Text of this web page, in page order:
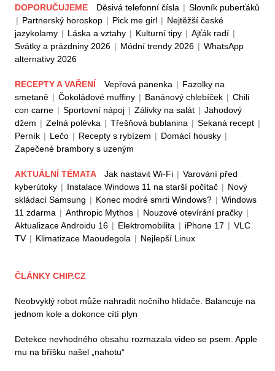
DOPORUČUJEME Děsivá telefonní čísla | Slovník puberťáků
| Partnerský horoskop | Pick me girl | Nejtěžší české
jazykolamy | Láska a vztahy | Kulturní tipy | Ajťák radí |
Svátky a prázdniny 2026 | Módní trendy 2026 | WhatsApp
alternativy 2026
RECEPTY A VAŘENÍ Vepřová panenka | Fazolky na
smetaně | Čokoládové muffiny | Banánový chlebíček | Chili
con carne | Sportovní nápoj | Zálivky na salát | Jahodový
džem | Zelná polévka | Třešňová bublanina | Sekaná recept |
Perník | Lečo | Recepty s rybízem | Domácí housky |
Zapečené brambory s uzeným
AKTUÁLNÍ TÉMATA Jak nastavit Wi-Fi | Varování před
kyberútoky | Instalace Windows 11 na starší počítač | Nový
skládací Samsung | Konec modré smrti Windows? | Windows
11 zdarma | Anthropic Mythos | Nouzové otevírání pračky |
Aktualizace Androidu 16 | Elektromobilita | iPhone 17 | VLC
TV | Klimatizace Maoudegola | Nejlepší Linux
ČLÁNKY CHIP.CZ
Neobvyklý robot může nahradit nočního hlídače. Balancuje na
jednom kole a dokonce cítí plyn
Detekce nevhodného obsahu rozmazala video se psem. Apple
mu na bříšku našel „nahotu“